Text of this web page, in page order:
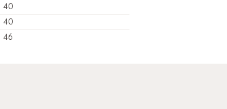
40
40
46